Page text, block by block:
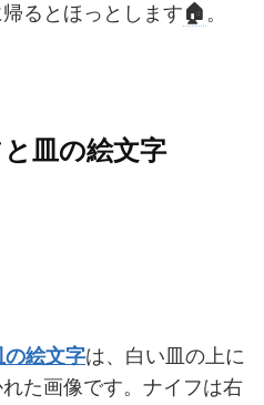
るとほっとします🏠。
皿の絵文字
絵文字は、白い皿の上に
た画像です。ナイフは右